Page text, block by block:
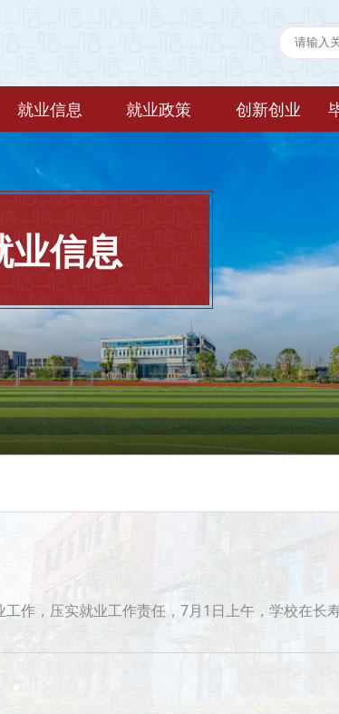
就业信息 就业政策 创新创业
业信息
胜副校长出席会议并讲话，招就处及各二级学院党总支书记、副院长参会。会上，招就处聂勋科处长传达重庆市教委就业工作